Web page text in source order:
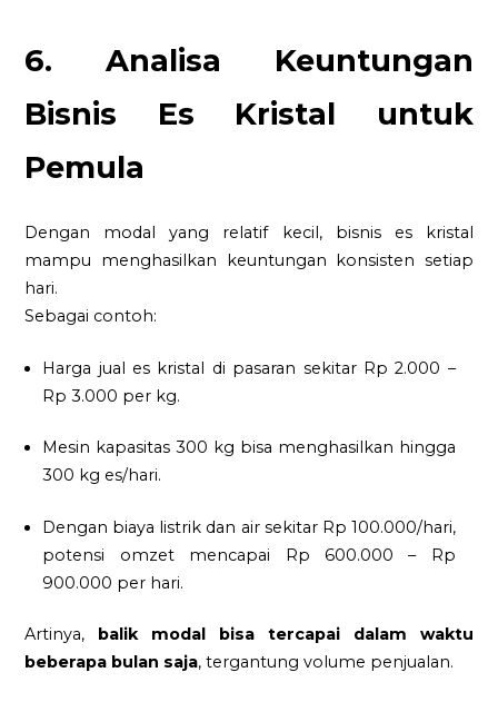
6. Analisa Keuntungan
Bisnis Es Kristal untuk
Pemula
Dengan modal yang relatif kecil, bisnis es kristal
mampu menghasilkan keuntungan konsisten setiap
hari.
Sebagai contoh:
Harga jual es kristal di pasaran sekitar Rp 2.000 –
Rp 3.000 per kg.
Mesin kapasitas 300 kg bisa menghasilkan hingga
300 kg es/hari.
Dengan biaya listrik dan air sekitar Rp 100.000/hari,
potensi omzet mencapai Rp 600.000 – Rp
900.000 per hari.
Artinya, balik modal bisa tercapai dalam waktu
beberapa bulan saja, tergantung volume penjualan.